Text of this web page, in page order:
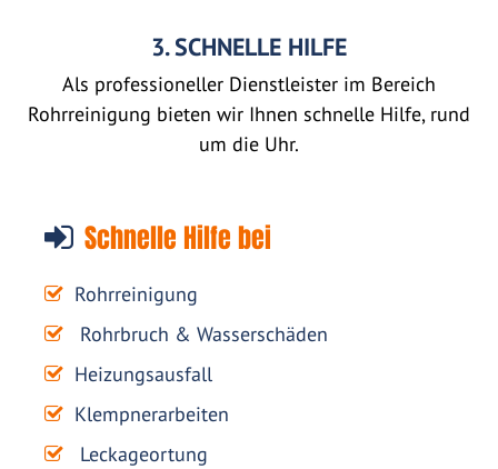
3. SCHNELLE HILFE
Als professioneller Dienstleister im Bereich
Rohrreinigung bieten wir Ihnen schnelle Hilfe, rund
um die Uhr.
Schnelle Hilfe bei
Rohrreinigung
Rohrbruch & Wasserschäden
Heizungsausfall
Klempnerarbeiten
Leckageortung